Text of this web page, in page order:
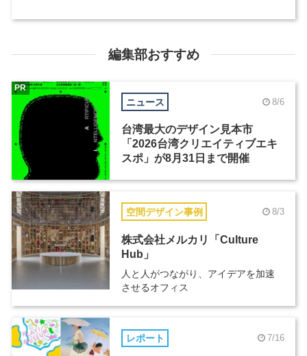
編集部おすすめ
ニュース 8/6
台湾最大のデザイン見本市
「2026台湾クリエイティブエキ
スポ」が8月31日まで開催
PR
空間デザイン事例 8/3
株式会社メルカリ「Culture
Hub」
人と人がつながり、アイデアを加速
させるオフィス
レポート 7/16